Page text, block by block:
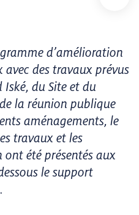
d’amélioration
avec des travaux prévus
du Site et du
la réunion publique
aménagements, le
travaux et les
été présentés aux
le support